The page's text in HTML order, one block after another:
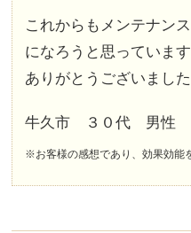
これからもメンテナン
になろうと思っています
ありがとうございました
牛久市 ３０代 男性
※お客様の感想であり、効果効能